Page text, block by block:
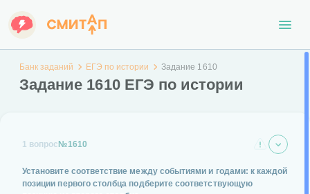
Банк заданий ЕГЭ по истории Задание 1610
Задание 1610 ЕГЭ по истории
1 вопрос №1610
Установите соответствие между событиями и годами: к каждой
позиции первого столбца подберите соответствующую